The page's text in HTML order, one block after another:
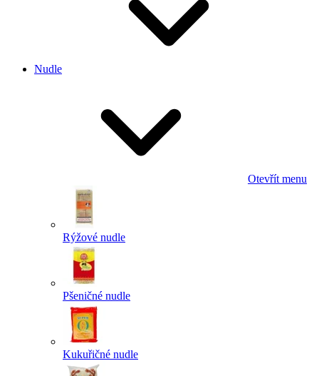
Nudle
Otevřít menu
Rýžové nudle
Pšeničné nudle
Kukuřičné nudle